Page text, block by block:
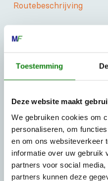
Toestemming
Deze website maakt
We gebruiken cookies om
personaliseren, om
en om ons websiteverkeer
informatie over uw gebruik
partners voor social
partners kunnen deze
Routebeschrijving